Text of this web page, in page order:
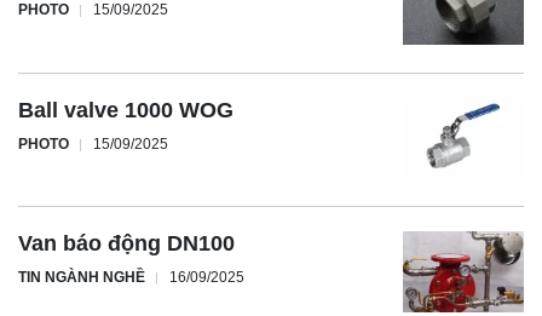
PHOTO 15/09/2025
Ball valve 1000 WOG
PHOTO 15/09/2025
Van báo động DN100
TIN NGÀNH NGHỀ 16/09/2025